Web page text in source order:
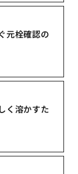
元栓確認の
く溶かすた